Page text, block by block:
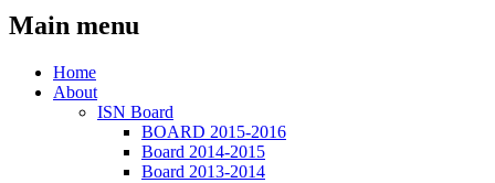
Main menu
Home
About
ISN Board
BOARD 2015-2016
Board 2014-2015
Board 2013-2014